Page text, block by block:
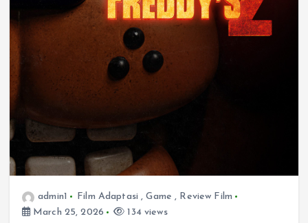
admin1 Film Adaptasi ,Game , Review Film
March 25, 2026
134 views